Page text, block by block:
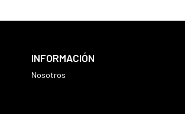
INFORMACIÓN
Nosotros